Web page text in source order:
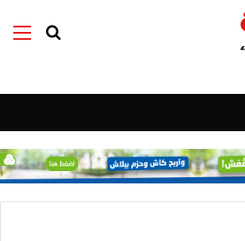
بحث عن